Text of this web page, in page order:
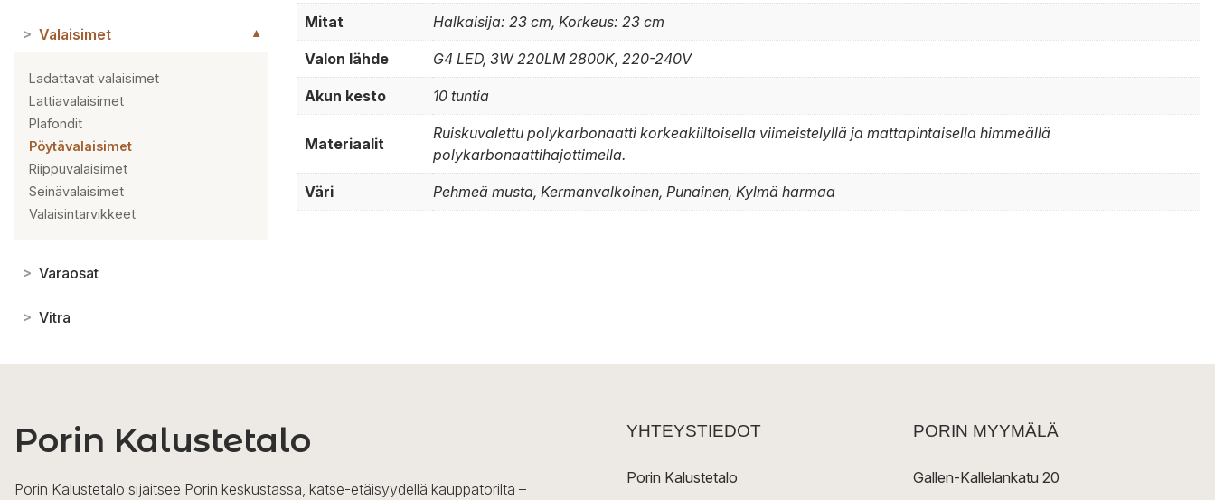
> Valaisimet ▼
Ladattavat valaisimet
Lattiavalaisimet
Plafondit
Pöytävalaisimet
Riippuvalaisimet
Seinävalaisimet
Valaisintarvikkeet
> Varaosat
> Vitra
Mitat Halkaisija: 23 cm, Korkeus: 23 cm
Valon lähde G4 LED, 3W 220LM 2800K, 220-240V
Akun kesto 10 tuntia
Materiaalit
Ruiskuvalettu polykarbonaatti korkeakiiltoisella viimeistelyllä ja mattapintaisella himmeällä
polykarbonaattihajottimella.
Väri Pehmeä musta, Kermanvalkoinen, Punainen, Kylmä harmaa
Porin Kalustetalo
Porin Kalustetalo sijaitsee Porin keskustassa, katse-etäisyydellä kauppatorilta –
YHTEYSTIEDOT
Porin Kalustetalo
PORIN MYYMÄLÄ
Gallen-Kallelankatu 20